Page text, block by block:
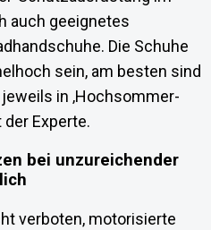
auch geeignetes
Die Schuhe
sein, am besten sind
in ‚Hochsommer-
Experte.
bei unzureichender
verboten, motorisierte